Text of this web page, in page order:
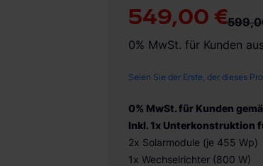
549,00 €
0% MwSt. für Kunden
Seien Sie der Erste, der dieses
0% MwSt. für Kunden
Inkl. 1x Unterkonstruktion
2x Solarmodule (je 455 Wp)
1x Wechselrichter (800 W)